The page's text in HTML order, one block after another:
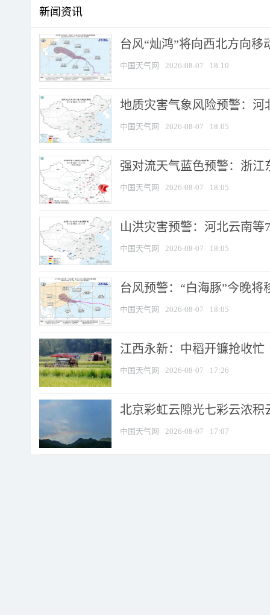
新闻资讯
台风“灿鸿”将向西北方向移
中国天气网 2026-08-07 18:10
地质灾害气象风险预警：河
中国天气网 2026-08-07 18:05
强对流天气蓝色预警：浙江
中国天气网 2026-08-07 18:05
山洪灾害预警：河北云南
中国天气网 2026-08-07 18:05
台风预警：“白海豚”今晚将
中国天气网 2026-08-07 18:05
江西永新：中稻开镰抢收忙
中国天气网 2026-08-07 17:26
北京彩虹云隙光七彩云浓积
中国天气网 2026-08-07 17:07